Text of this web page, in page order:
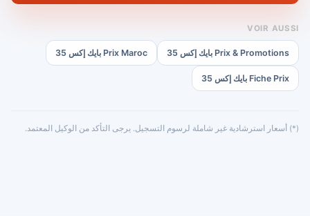
VOIR AUSSI
Prix & Promotions بايك إكس 35 Prix Maroc بايك إكس 35
Fiche Prix بايك إكس 35
(*) أسعار استرشادية غير شاملة لرسوم التسجيل. يرجى التأكد من الوكيل المعتمد.